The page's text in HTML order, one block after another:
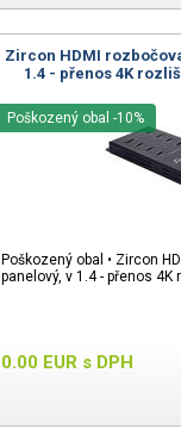
Zircon HDMI
1.4 - přenos 4K
Poškozený obal • Zircon
panelový, v 1.4 - přenos 4K
0.00 EUR s DPH
Poškozený obal -10%